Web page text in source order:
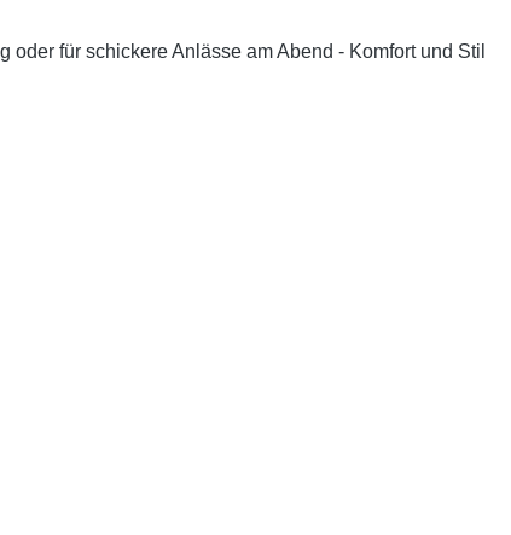
für schickere Anlässe am Abend - Komfort und Stil